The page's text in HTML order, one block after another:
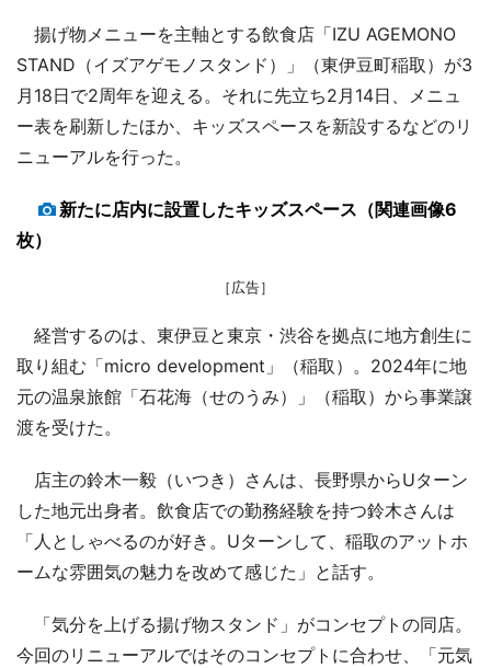
揚げ物メニューを主軸とする飲食店「IZU AGEMONO
STAND（イズアゲモノスタンド）」（東伊豆町稲取）が3
月18日で2周年を迎える。それに先立ち2月14日、メニュ
ー表を刷新したほか、キッズスペースを新設するなどのリ
ニューアルを行った。
新たに店内に設置したキッズスペース（関連画像6
枚）
［広告］
経営するのは、東伊豆と東京・渋谷を拠点に地方創生に
取り組む「micro development」（稲取）。2024年に地
元の温泉旅館「石花海（せのうみ）」（稲取）から事業譲
渡を受けた。
店主の鈴木一毅（いつき）さんは、長野県からUターン
した地元出身者。飲食店での勤務経験を持つ鈴木さんは
「人としゃべるのが好き。Uターンして、稲取のアットホ
ームな雰囲気の魅力を改めて感じた」と話す。
「気分を上げる揚げ物スタンド」がコンセプトの同店。
今回のリニューアルではそのコンセプトに合わせ、「元気